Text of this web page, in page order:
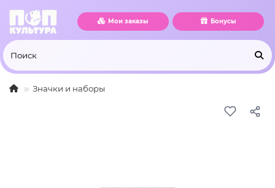
Мои заказы Бонусы
Значки и наборы